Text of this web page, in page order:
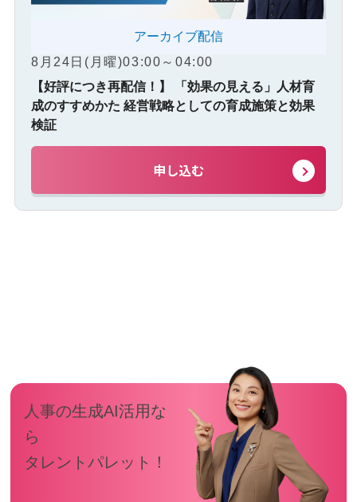
アーカイブ配信
8月24日(月曜)03:00～04:00
【好評につき再配信！】 「効果の見える」人材育
成のすすめかた 経営戦略としての育成施策と効果
検証
申し込む
人事の生成AI活用な
ら
タレントパレット！